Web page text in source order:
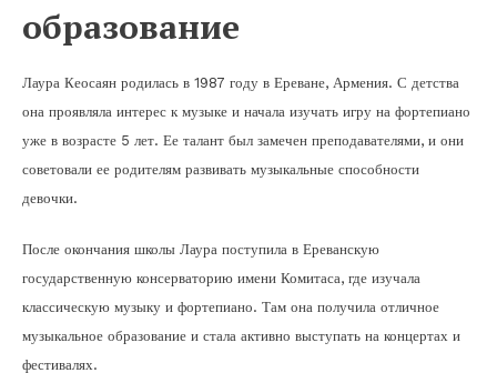
образование
Лаура Кеосаян родилась в 1987 году в Ереване, Армения. С детства
она проявляла интерес к музыке и начала изучать игру на фортепиано
уже в возрасте 5 лет. Ее талант был замечен преподавателями, и они
советовали ее родителям развивать музыкальные способности
девочки.
После окончания школы Лаура поступила в Ереванскую
государственную консерваторию имени Комитаса, где изучала
классическую музыку и фортепиано. Там она получила отличное
музыкальное образование и стала активно выступать на концертах и
фестивалях.